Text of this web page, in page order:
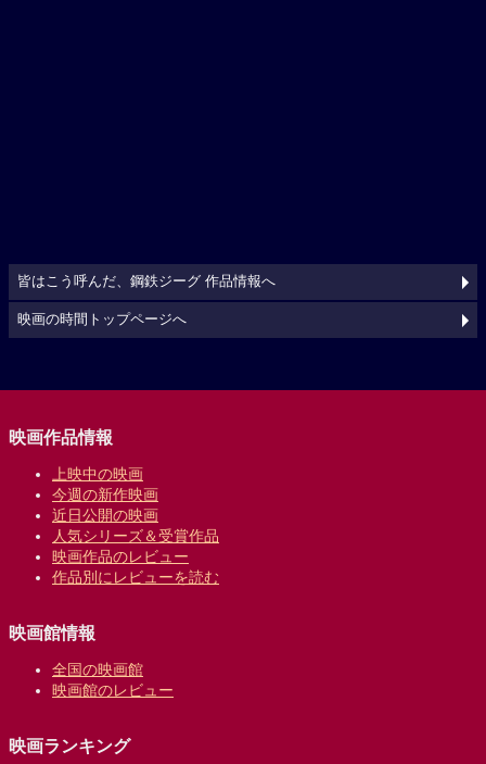
皆はこう呼んだ、鋼鉄ジーグ 作品情報へ
映画の時間トップページへ
映画作品情報
上映中の映画
今週の新作映画
近日公開の映画
人気シリーズ＆受賞作品
映画作品のレビュー
作品別にレビューを読む
映画館情報
全国の映画館
映画館のレビュー
映画ランキング